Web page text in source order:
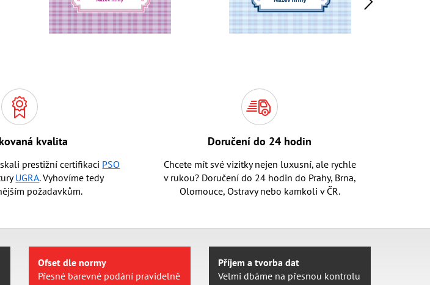
kvalita
prestižní certifikaci PSO
UGRA. Vyhovíme tedy
požadavkům.
Doručení do 24 hodin
Chcete mít své vizitky nejen luxusní, ale rychle
v rukou? Doručení do 24 hodin do Prahy, Brna,
Olomouce, Ostravy nebo kamkoli v ČR.
Ofset dle normy
Přesné barevné podání pravidelně
Příjem a tvorba dat
Velmi dbáme na přesnou kontrolu